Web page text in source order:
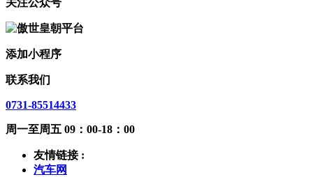
关注公众号
添加小程序
联系我们
0731-85514433
周一至周五 09：00-18：00
友情链接 :
汽车网